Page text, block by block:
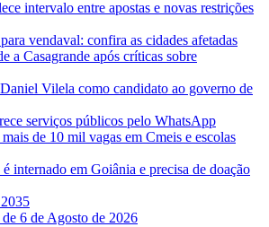
intervalo entre apostas e novas restrições
vendaval: confira as cidades afetadas
a Casagrande após críticas sobre
Vilela como candidato ao governo de
serviços públicos pelo WhatsApp
de 10 mil vagas em Cmeis e escolas
internado em Goiânia e precisa de doação
6 de Agosto de 2026